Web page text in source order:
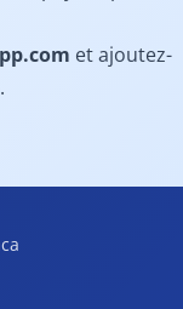
et ajoutez-